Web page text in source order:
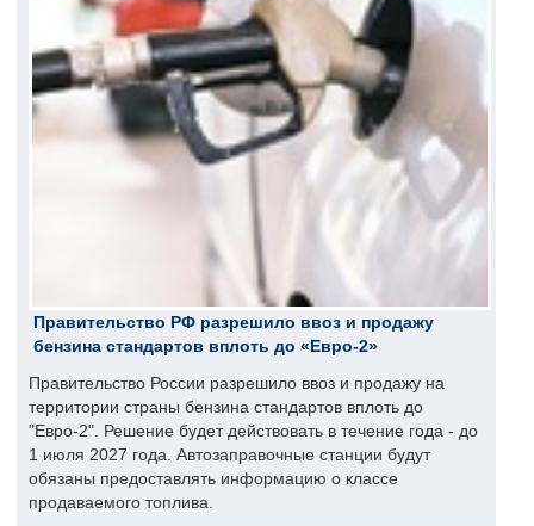
Правительство РФ разрешило ввоз и продажу
бензина стандартов вплоть до «Евро-2»
Правительство России разрешило ввоз и продажу на
территории страны бензина стандартов вплоть до
"Евро-2". Решение будет действовать в течение года - до
1 июля 2027 года. Автозаправочные станции будут
обязаны предоставлять информацию о классе
продаваемого топлива.